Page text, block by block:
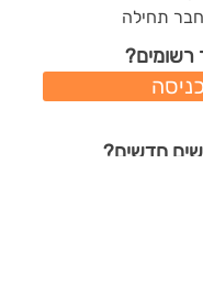
תחילה
רשומים?
כניסה
חדשים?